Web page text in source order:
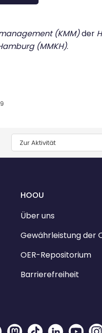
(KMM)der
(MMKH).
Zur Aktivität
HOOU
Über uns
Gewährleistung der
OER-Repositorium
Barrierefreiheit